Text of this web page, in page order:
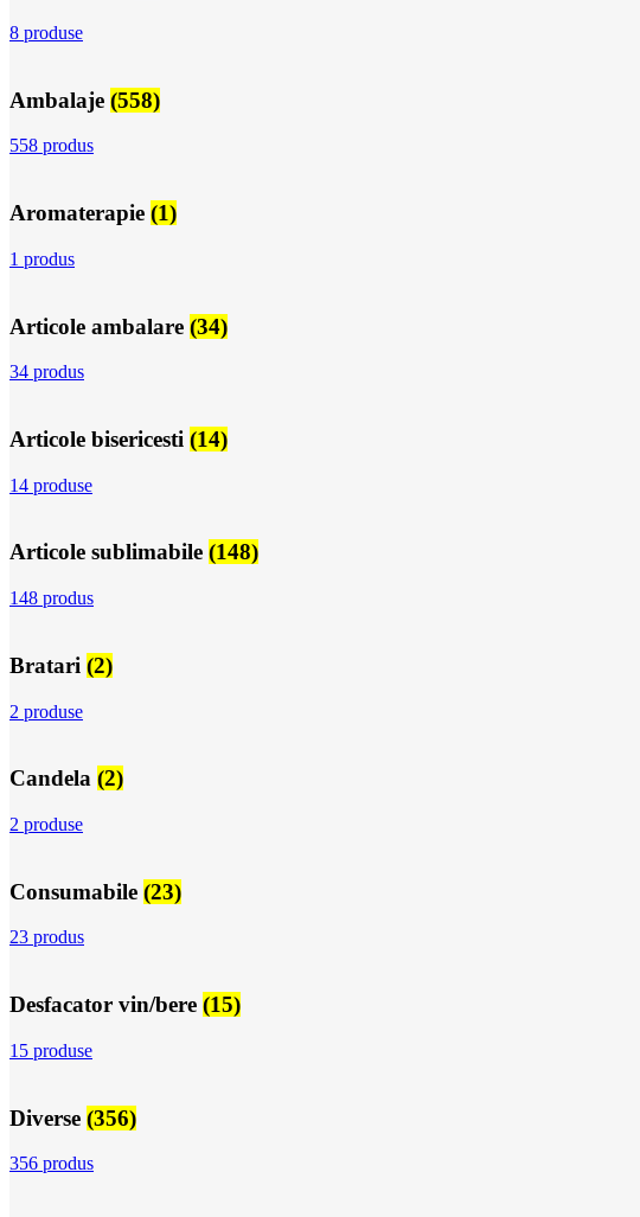
8 produse
Ambalaje (558)
558 produs
Aromaterapie (1)
1 produs
Articole ambalare (34)
34 produs
Articole bisericesti (14)
14 produse
Articole sublimabile (148)
148 produs
Bratari (2)
2 produse
Candela (2)
2 produse
Consumabile (23)
23 produs
Desfacator vin/bere (15)
15 produse
Diverse (356)
356 produs